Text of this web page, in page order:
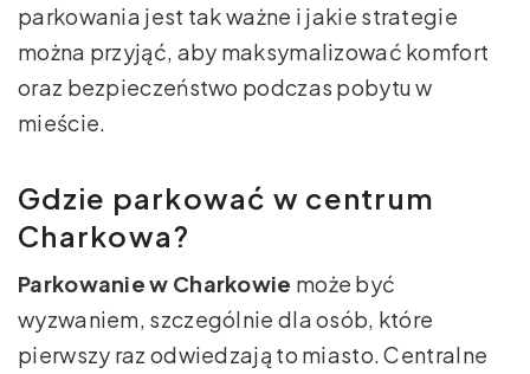
parkowania jest tak ważne i jakie strategie
można przyjąć, aby maksymalizować komfort
oraz bezpieczeństwo podczas pobytu w
mieście.
Gdzie parkować w centrum
Charkowa?
Parkowanie w Charkowie może być
wyzwaniem, szczególnie dla osób, które
pierwszy raz odwiedzają to miasto. Centralne